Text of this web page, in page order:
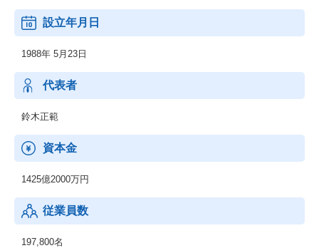
◆その他の事業：
顧客の経営上の問題点に係わる調査・分析、情報処理システムの
設立年月日
1988年 5月23日
代表者
鈴木正範
資本金
1425億2000万円
従業員数
197,800名